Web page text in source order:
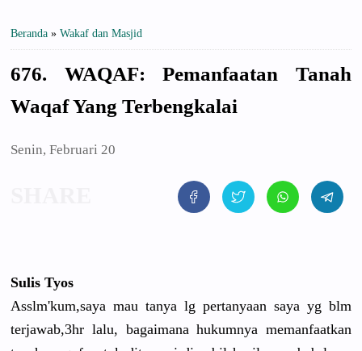
Beranda » Wakaf dan Masjid
676. WAQAF: Pemanfaatan Tanah
Waqaf Yang Terbengkalai
Senin, Februari 20
Sulis Tyos
Asslm'kum,saya mau tanya lg pertanyaan saya yg blm
terjawab,3hr lalu, bagaimana hukumnya memanfaatkan